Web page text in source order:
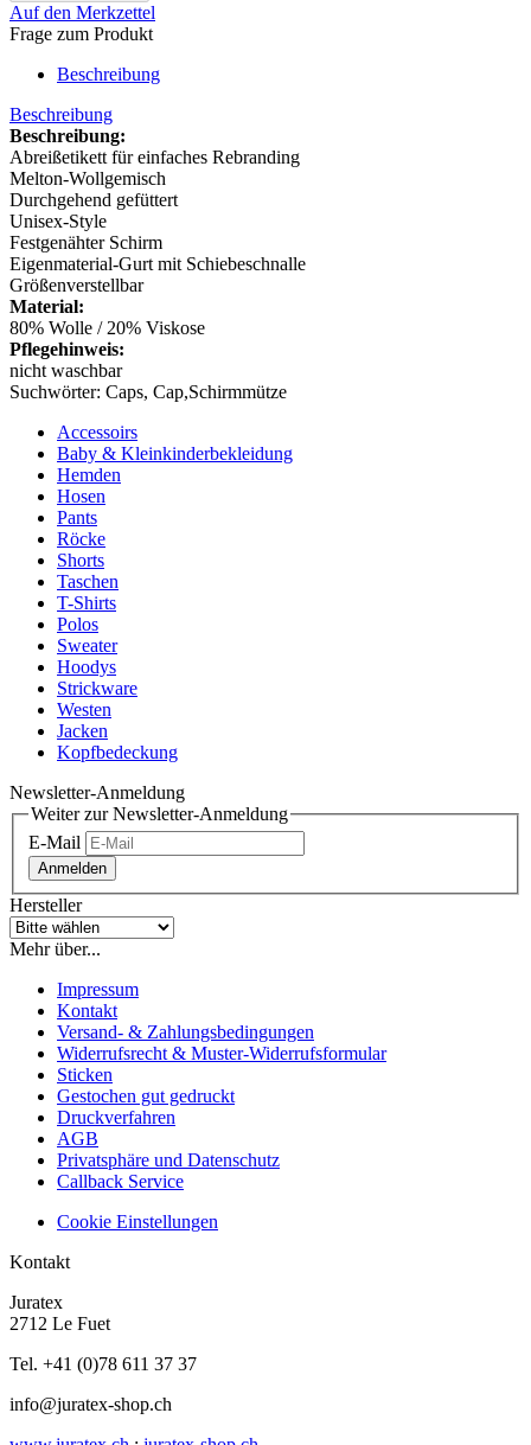
Auf den Merkzettel
Frage zum Produkt
Beschreibung
Beschreibung
Beschreibung:
Abreißetikett für einfaches Rebranding
Melton-Wollgemisch
Durchgehend gefüttert
Unisex-Style
Festgenähter Schirm
Eigenmaterial-Gurt mit Schiebeschnalle
Größenverstellbar
Material:
80% Wolle / 20% Viskose
Pflegehinweis:
nicht waschbar
Suchwörter: Caps, Cap,Schirmmütze
Accessoirs
Baby & Kleinkinderbekleidung
Hemden
Hosen
Pants
Röcke
Shorts
Taschen
T-Shirts
Polos
Sweater
Hoodys
Strickware
Westen
Jacken
Kopfbedeckung
Newsletter-Anmeldung
Weiter zur Newsletter-Anmeldung
E-Mail
Anmelden
Hersteller
Mehr über...
Impressum
Kontakt
Versand- & Zahlungsbedingungen
Widerrufsrecht & Muster-Widerrufsformular
Sticken
Gestochen gut gedruckt
Druckverfahren
AGB
Privatsphäre und Datenschutz
Callback Service
Cookie Einstellungen
Kontakt
Juratex
2712 Le Fuet
Tel. +41 (0)78 611 37 37
info@juratex-shop.ch